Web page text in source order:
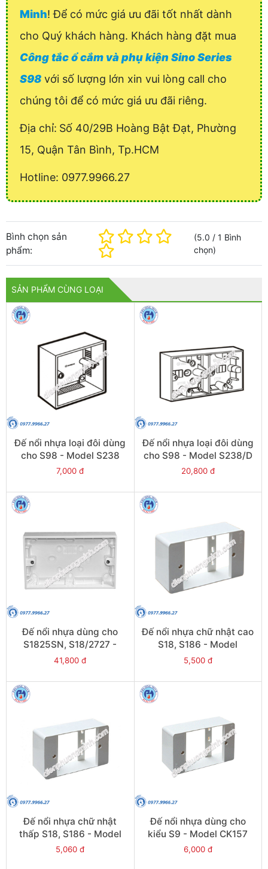
Minh! Để có mức giá ưu đãi tốt nhất dành
cho Quý khách hàng. Khách hàng đặt mua
Công tắc ổ cắm và phụ kiện Sino Series
S98 với số lượng lớn xin vui lòng call cho
chúng tôi để có mức giá ưu đãi riêng.
Địa chỉ: Số 40/29B Hoàng Bật Đạt, Phường
15, Quận Tân Bình, Tp.HCM
Hotline: 0977.9966.27
Bình chọn sản
phẩm:
(5.0 /1 Bình
chọn)
SẢN PHẨM CÙNG LOẠI
Đế nổi nhựa loại đôi dùng
cho S98 - Model S238
7,000 đ
Đế nổi nhựa loại đôi dùng
cho S98 - Model S238/D
20,800 đ
Đế nổi nhựa dùng cho
S1825SN, S18/2727 -
Model ET238
41,800 đ
Đế nổi nhựa chữ nhật cao
S18, S186 - Model
CK157RH
5,500 đ
Đế nổi nhựa chữ nhật
thấp S18, S186 - Model
CK157RL
5,060 đ
Đế nổi nhựa dùng cho
kiểu S9 - Model CK157
6,000 đ